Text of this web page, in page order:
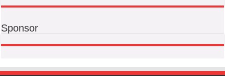
Sponsor